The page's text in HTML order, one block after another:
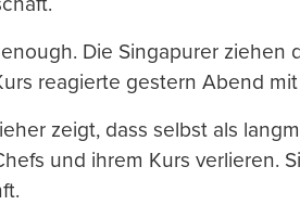
Die Singapurer ziehen
reagierte gestern Abend
zeigt, dass selbst als
und ihrem Kurs verlieren.